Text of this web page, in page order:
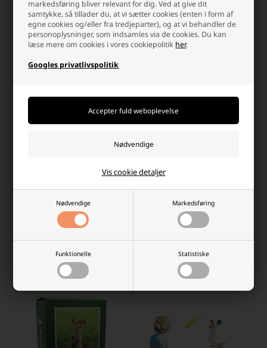
markedsføring bliver relevant for dig. Ved at give dit
samtykke, så tillader du, at vi sætter cookies (enten i form af
egne cookies og/eller fra tredjeparter), og at vi behandler de
personoplysninger, som indsamles via de cookies. Du kan
læse mere om cookies i vores cookiepolitik her.
Googles privatlivspolitik
Nødvendige Markedsføring
Funktionelle Statistiske
Vis cookie detaljer
+ - +
Umbro Fodboldmål 180x120x60
Laveste stykpris: 749,00 DKK
+
- 25%
Umbro Foldbart Fodboldmål
150,00 DKK
+